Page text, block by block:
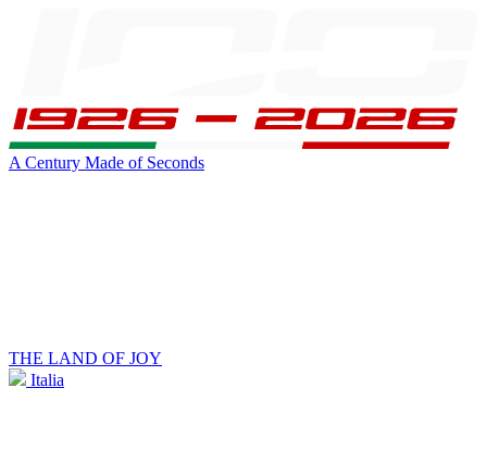
A Century Made of Seconds
THE LAND OF JOY
Italia